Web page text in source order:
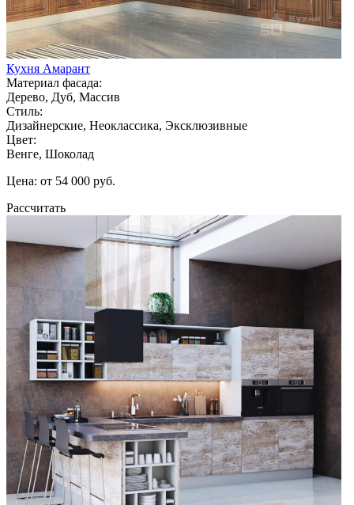
Кухня Амарант
Материал фасада:
Дерево, Дуб, Массив
Стиль:
Дизайнерские, Неоклассика, Эксклюзивные
Цвет:
Венге, Шоколад
Цена: от 54 000 руб.
Рассчитать